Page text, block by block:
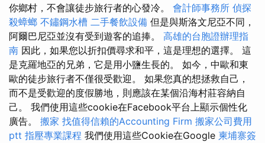
你鄉村，不會讓徒步旅行者的心發冷。 會計師事務所 偵探
殺蟑螂 不鏽鋼水槽 二手餐飲設備 但是與斯洛文尼亞不同，
阿爾巴尼亞並沒有受到遊客的追捧。 高雄的台胞證辦理指
南 因此，如果您以折扣價尋求和平，這是理想的選擇。 這
是克羅地亞的兄弟，它是用小鹽生長的。 如今，中歐和東
歐的徒步旅行者不僅很受歡迎。 如果您真的想拯救自己，
而不是受歡迎的度假勝地，則應該在某個沿海村莊容納自
己。 我們使用這些cookie在Facebook平台上顯示個性化
廣告。 搬家 找值得信賴的Accounting Firm 搬家公司費用
ptt 指壓專業課程 我們使用這些Cookie在Google 柬埔寨簽